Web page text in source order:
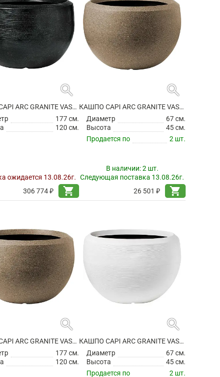
search
КАШПО CAPI ARC GRANITE VASE BALL BLACK
177 см.
120 см.
ожидается 13.08.26г.
306 774 ₽
shopping_cart
search
КАШПО CAPI ARC GRANITE VASE BALL WARM TAUPE
Диаметр
67 см.
Высота
45 см.
Продается по
2 шт.
В наличии:2 шт.
Следующая поставка 13.08.26г.
26 501 ₽
shopping_cart
search
КАШПО CAPI ARC GRANITE VASE BALL WARM TAUPE
177 см.
120 см.
search
КАШПО CAPI ARC GRANITE VASE BALL WHITE
Диаметр
67 см.
Высота
45 см.
Продается по
2 шт.